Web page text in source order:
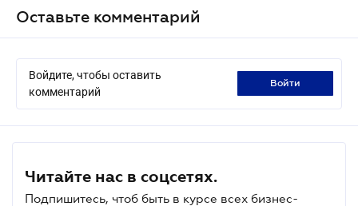
Оставьте комментарий
Войдите, чтобы оставить
комментарий
войти
Читайте нас в соцсетях.
Подпишитесь, чтоб быть в курсе всех бизнес-